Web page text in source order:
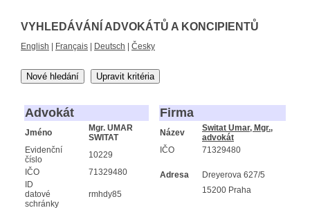
VYHLEDÁVÁNÍ ADVOKÁTŮ A KONCIPIENTŮ
English Français Deutsch Česky
Nové hledání Upravit kritéria
Advokát
Jméno
Mgr. UMAR
SWITAT
Evidenční
číslo
10229
IČO
71329480
ID
datové
schránky
rmhdy85
Firma
Název
Switat Umar, Mgr.,
advokát
IČO
71329480
Adresa
Dreyerova 627/5
15200 Praha